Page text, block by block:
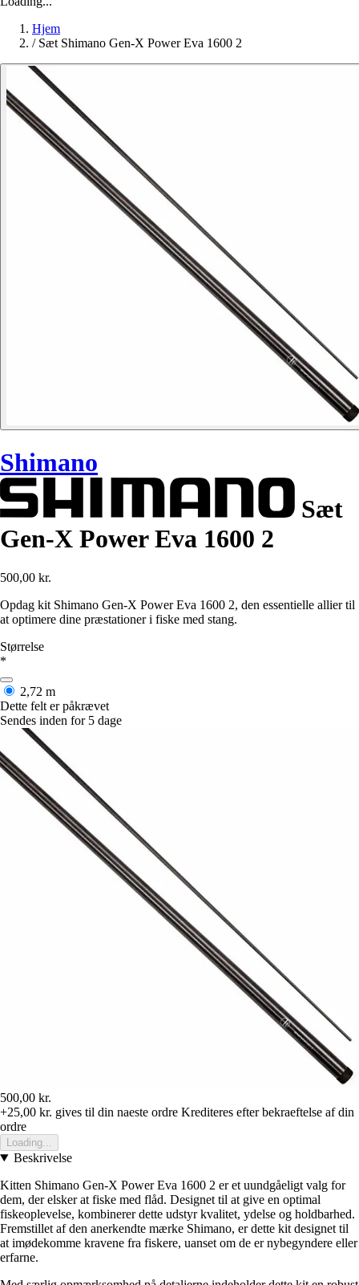
Hjem
/ Sæt Shimano Gen-X Power Eva 1600 2
Shimano
Sæt
Gen-X Power Eva 1600 2
500,00 kr.
Opdag kit Shimano Gen-X Power Eva 1600 2, den essentielle allier til
at optimere dine præstationer i fiske med stang.
Størrelse
*
2,72 m
Dette felt er påkrævet
Sendes inden for 5 dage
500,00 kr.
+25,00 kr. gives til din naeste ordre Krediteres efter bekraeftelse af din
ordre
Loading...
Beskrivelse
Kitten Shimano Gen-X Power Eva 1600 2 er et uundgåeligt valg for
dem, der elsker at fiske med flåd. Designet til at give en optimal
fiskeoplevelse, kombinerer dette udstyr kvalitet, ydelse og holdbarhed.
Fremstillet af den anerkendte mærke Shimano, er dette kit designet til
at imødekomme kravene fra fiskere, uanset om de er nybegyndere eller
erfarne.